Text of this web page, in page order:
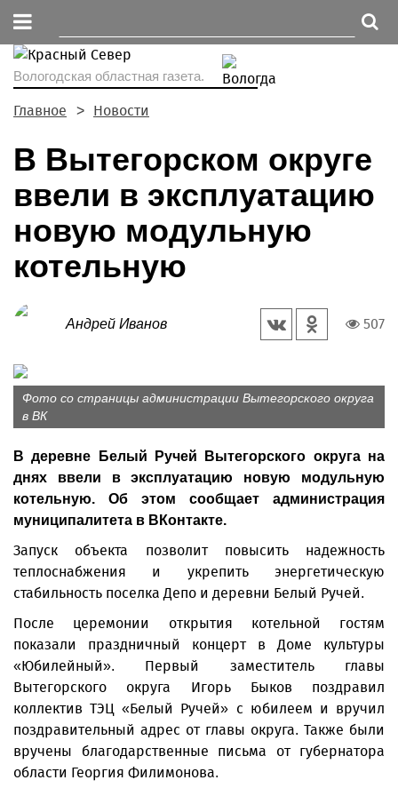
Вологодская областная газета.
Главное Новости
В Вытегорском округе
ввели в эксплуатацию
новую модульную
котельную
Андрей Иванов 507
Фото со страницы администрации Вытегорского округа
в ВК
В деревне Белый Ручей Вытегорского округа на
днях ввели в эксплуатацию новую модульную
котельную. Об этом сообщает администрация
муниципалитета в ВКонтакте.
Запуск объекта позволит повысить надежность
теплоснабжения и укрепить энергетическую
стабильность поселка Депо и деревни Белый Ручей.
После церемонии открытия котельной гостям
показали праздничный концерт в Доме культуры
«Юбилейный». Первый заместитель главы
Вытегорского округа Игорь Быков поздравил
коллектив ТЭЦ «Белый Ручей» с юбилеем и вручил
поздравительный адрес от главы округа. Также были
вручены благодарственные письма от губернатора
области Георгия Филимонова.